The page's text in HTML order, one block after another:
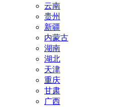
云南
贵州
新疆
内蒙古
湖南
湖北
天津
重庆
甘肃
广西